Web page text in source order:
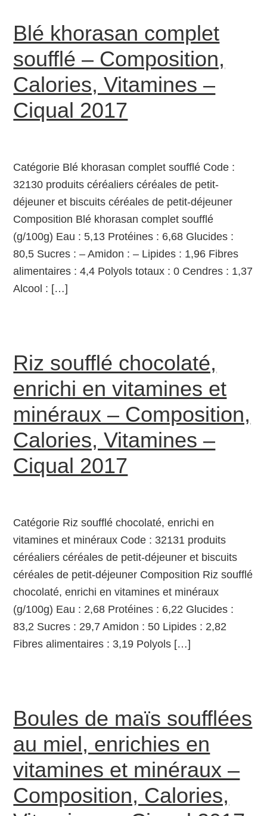
Blé khorasan complet
soufflé – Composition,
Calories, Vitamines –
Ciqual 2017
Catégorie Blé khorasan complet soufflé Code :
32130 produits céréaliers céréales de petit-
déjeuner et biscuits céréales de petit-déjeuner
Composition Blé khorasan complet soufflé
(g/100g) Eau : 5,13 Protéines : 6,68 Glucides :
80,5 Sucres : – Amidon : – Lipides : 1,96 Fibres
alimentaires : 4,4 Polyols totaux : 0 Cendres : 1,37
Alcool : […]
Riz soufflé chocolaté,
enrichi en vitamines et
minéraux – Composition,
Calories, Vitamines –
Ciqual 2017
Catégorie Riz soufflé chocolaté, enrichi en
vitamines et minéraux Code : 32131 produits
céréaliers céréales de petit-déjeuner et biscuits
céréales de petit-déjeuner Composition Riz soufflé
chocolaté, enrichi en vitamines et minéraux
(g/100g) Eau : 2,68 Protéines : 6,22 Glucides :
83,2 Sucres : 29,7 Amidon : 50 Lipides : 2,82
Fibres alimentaires : 3,19 Polyols […]
Boules de maïs soufflées
au miel, enrichies en
vitamines et minéraux –
Composition, Calories,